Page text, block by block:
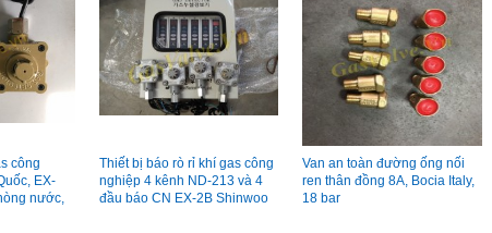
công
EX-
nước,
Thiết bị báo rò rỉ khí gas công
nghiệp 4 kênh ND-213 và 4
đầu báo CN EX-2B Shinwoo
Van an toàn đường ống nối
ren thân đồng 8A, Bocia Italy,
18 bar